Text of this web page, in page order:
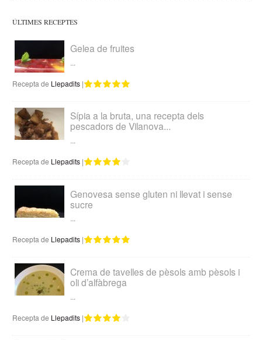
ÚLTIMES RECEPTES
Gelea de fruites
...
Recepta de Llepadits |
Sípia a la bruta, una recepta dels
pescadors de Vilanova...
...
Recepta de Llepadits |
Genovesa sense gluten ni llevat i sense
sucre
...
Recepta de Llepadits |
Crema de tavelles de pèsols amb pèsols i
oli d’alfàbrega
...
Recepta de Llepadits |